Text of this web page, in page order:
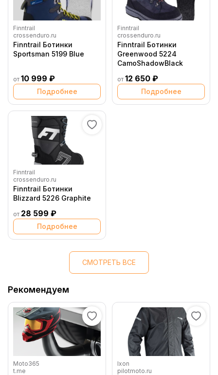
Finntrail
crossenduro.ru
Finntrail Ботинки
Sportsman 5199 Blue
от 10 999 ₽
Подробнее
Finntrail
crossenduro.ru
Finntrail Ботинки
Greenwood 5224
CamoShadowBlack
от 12 650 ₽
Подробнее
Finntrail
crossenduro.ru
Finntrail Ботинки
Blizzard 5226 Graphite
от 28 599 ₽
Подробнее
СМОТРЕТЬ ВСЕ
Рекомендуем
Moto365
t.me
Ixon
pilotmoto.ru